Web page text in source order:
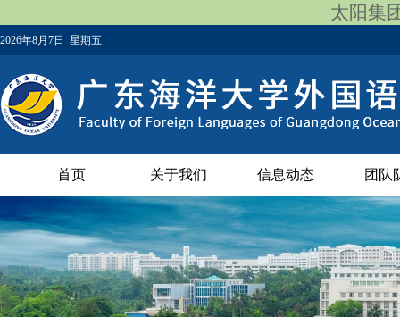
太阳集
2026年8月7日 星期五
首页 关于我们 信息动态 团队